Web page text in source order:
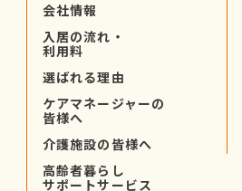
会社情報
入居の流れ・
利用料
選ばれる理由
ケアマネージャーの
皆様へ
介護施設の皆様へ
高齢者暮らし
サポートサービス